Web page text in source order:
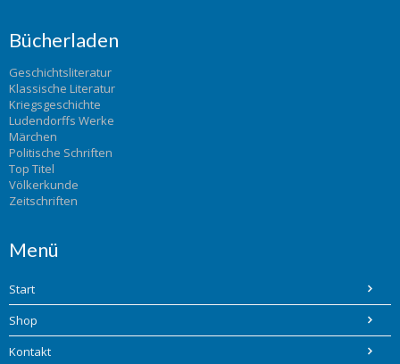
Bücherladen
Geschichtsliteratur
Klassische Literatur
Kriegsgeschichte
Ludendorffs Werke
Märchen
Politische Schriften
Top Titel
Völkerkunde
Zeitschriften
Menü
Start
Shop
Kontakt